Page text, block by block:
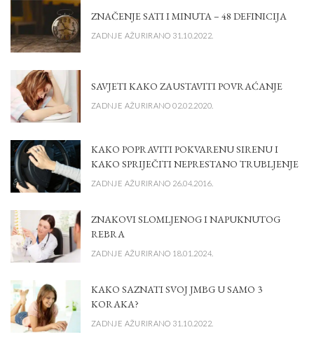
ZNAČENJE SATI I MINUTA – 48 DEFINICIJA
ZADNJE AŽURIRANO 31.10.2022.
SAVJETI KAKO ZAUSTAVITI POVRAĆANJE
ZADNJE AŽURIRANO 02.02.2020.
KAKO POPRAVITI POKVARENU SIRENU I
KAKO SPRIJEČITI NEPRESTANO TRUBLJENJE
ZADNJE AŽURIRANO 26.04.2016.
ZNAKOVI SLOMLJENOG I NAPUKNUTOG
REBRA
ZADNJE AŽURIRANO 18.01.2024.
KAKO SAZNATI SVOJ JMBG U SAMO 3
KORAKA?
ZADNJE AŽURIRANO 31.10.2022.